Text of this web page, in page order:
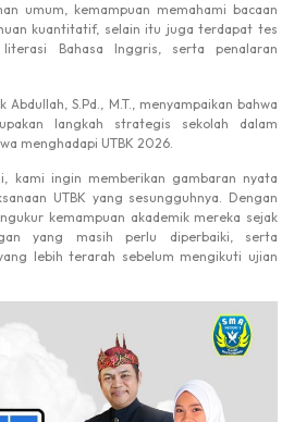
umum, kemampuan memahami bacaan
kuantitatif, selain itu juga terdapat tes
Bahasa Inggris, serta penalaran
Abdullah, S.Pd., M.T., menyampaikan bahwa
langkah strategis sekolah dalam
menghadapi UTBK 2026.
kami ingin memberikan gambaran nyata
UTBK yang sesungguhnya. Dengan
kemampuan akademik mereka sejak
yang masih perlu diperbaiki, serta
lebih terarah sebelum mengikuti ujian